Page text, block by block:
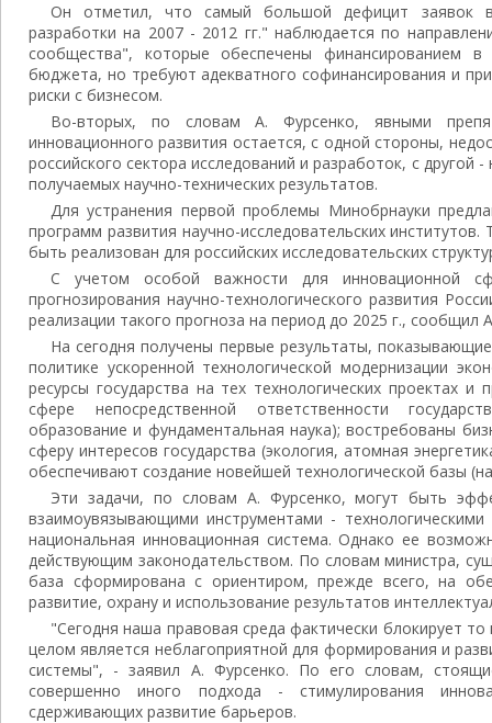
Он отметил, что самый большой дефицит заявок
разработки на 2007 - 2012 гг." наблюдается по
сообщества", которые обеспечены финансированием
бюджета, но требуют адекватного софинансирования и
риски с бизнесом.
Во-вторых, по словам А. Фурсенко, явными
инновационного развития остается, с одной стороны,
российского сектора исследований и разработок, с другой
получаемых научно-технических результатов.
Для устранения первой проблемы Минобрнауки
программ развития научно-исследовательских
быть реализован для российских исследовательских
С учетом особой важности для инновационной
прогнозирования научно-технологического развития
реализации такого прогноза на период до 2025 г., сообщил
На сегодня получены первые результаты,
политике ускоренной технологической модернизации
ресурсы государства на тех технологических проектах и
сфере непосредственной ответственности
образование и фундаментальная наука); востребованы
сферу интересов государства (экология, атомная
обеспечивают создание новейшей технологической базы
Эти задачи, по словам А. Фурсенко, могут быть
взаимоувязывающими инструментами -
национальная инновационная система. Однако ее
действующим законодательством. По словам министра,
база сформирована с ориентиром, прежде всего, на
развитие, охрану и использование результатов
"Сегодня наша правовая среда фактически блокирует
целом является неблагоприятной для формирования и
системы", - заявил А. Фурсенко. По его словам,
совершенно иного подхода - стимулирования
сдерживающих развитие барьеров.